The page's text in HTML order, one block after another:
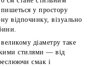
у простору
відпочинку, візуально
діаметру таке
стилями — від
смак і